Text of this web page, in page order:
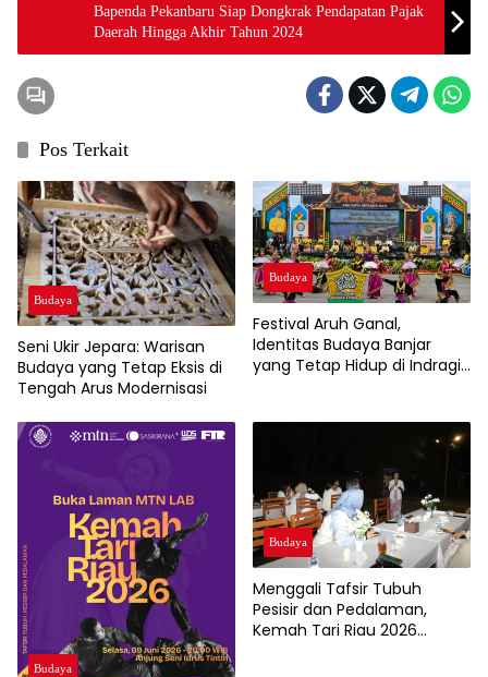
Bapenda Pekanbaru Siap Dongkrak Pendapatan Pajak
Daerah Hingga Akhir Tahun 2024
Pos Terkait
Budaya
Seni Ukir Jepara: Warisan
Budaya yang Tetap Eksis di
Tengah Arus Modernisasi
Budaya
Festival Aruh Ganal,
Identitas Budaya Banjar
yang Tetap Hidup di Indragiri
Budaya
Budaya
Menggali Tafsir Tubuh
Pesisir dan Pedalaman,
Kemah Tari Riau 2026